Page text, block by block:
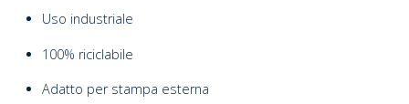
Uso industriale
100% riciclabile
Adatto per stampa esterna